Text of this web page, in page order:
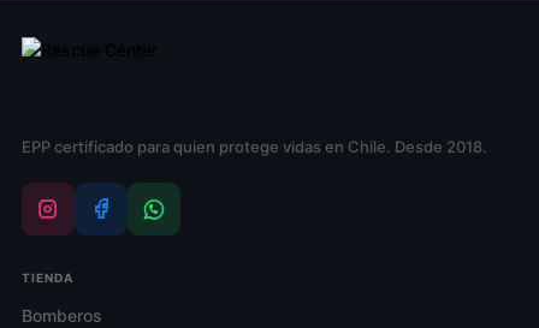
EPP certificado para quien protege vidas en Chile. Desde 2018.
TIENDA
Bomberos